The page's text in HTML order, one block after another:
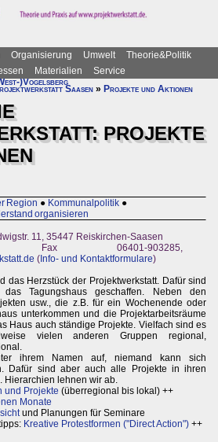
Organisierung Umwelt
Theorie&Politik
Materialien
Service
)Vogelsberg
Saasen » Projekte und Aktionen
PROJEKTE
Region ● Kommunalpolitik ●
organisieren
11, 35447 Reiskirchen-Saasen
3, Fax 06401-903285,
( Info- und Kontaktformulare)
das Herzstück der Projektwerkstatt. Dafür sind
Tagungshaus geschaffen. Neben den
usw., die z.B. für ein Wochenende oder
unterkommen und die Projektarbeitsräume
Haus auch ständige Projekte. Vielfach sind es
vielen anderen Gruppen regional,
ihrem Namen auf, niemand kann sich
Dafür sind aber auch alle Projekte in ihren
Hierarchien lehnen wir ab.
und Projekte (überregional bis lokal) ++
Monate
und Planungen für Seminare
Kreative Protestformen ("Direct Action") ++